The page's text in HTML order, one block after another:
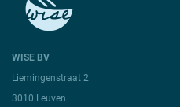
WISE BV
Liemingenstraat 2
3010 Leuven